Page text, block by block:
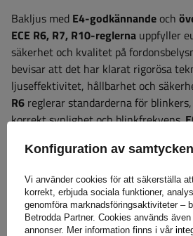
Bakljus med E4-godkännande och
ECE R6, R7, R10-reglerna uppfyller
säkerhet och kvalitet på
bevisar att det har klarat rigorösa
ljuseffektivitet, hållbarhet och
R6 reglerar standarderna för
korrekt synlighet och blinkfrekvens.
överensstämmer med
eliminerar risken för störningar med
Sådana lampor är en mångsidig och
för kommersiella fordon, släpvagnar
Konfiguration av samtycken
Vi använder cookies för att säkerställa
korrekt, erbjuda sociala funktioner,
genomföra marknadsföringsaktiviteter –
Betrodda Partner. Cookies används
annonser. Mer information finns i vår